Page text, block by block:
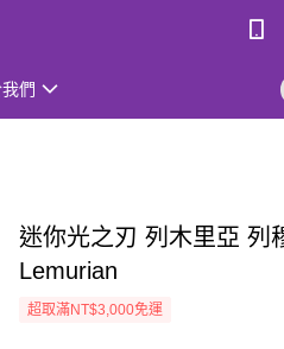
們
迷你光之刃 列木里亞 列
Lemurian
超取滿NT$3,000免運